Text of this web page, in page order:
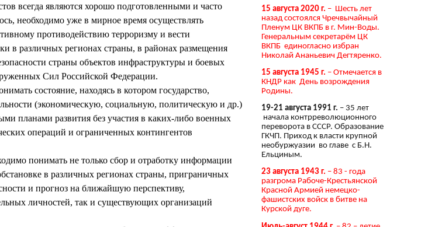
всегда являются хорошо подготовленными и часто
необходимо уже в мирное время осуществлять
противодействию терроризму и вести
в различных регионах страны, в районах размещения
страны объектов инфраструктуры и боевых
Сил Российской Федерации.
состояние, находясь в котором государство,
(экономическую, социальную, политическую и др.)
планами развития без участия в каких-либо военных
операций и ограниченных контингентов
понимать не только сбор и отработку информации
в различных регионах страны, приграничных
и прогноз на ближайшую перспективу,
личностей, так и существующих организаций
15 августа 2020 г. – Шесть лет
назад состоялся Чречвычайный
Пленум ЦК ВКПБ в г. Мин-Воды.
Генеральным секретарём ЦК
ВКПБ единогласно избран
Николай Ананьевич Дегтяренко.
15 августа 1945 г. – Отмечается в
КНДР как День возрождения
Родины.
19-21 августа 1991 г. – 35 лет
начала контрреволюционного
переворота в СССР. Образование
ГКЧП. Приход к власти крупной
необуржуазии во главе с Б.Н.
Ельциным.
23 августа 1943 г. – 83 - года
разгрома Рабоче-Крестьянской
Красной Армией немецко-
фашистских войск в битве на
Курской дуге.